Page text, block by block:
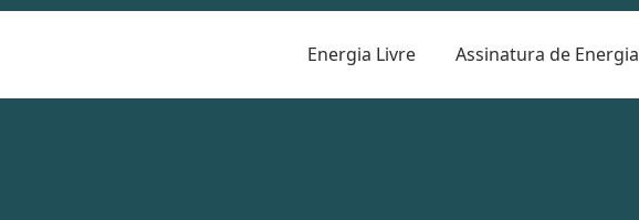
Energia Livre Assinatura de Energia